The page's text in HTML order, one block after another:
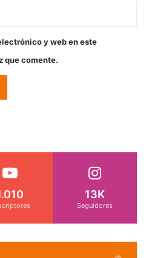
y web en este
que comente.
13K
Seguidores